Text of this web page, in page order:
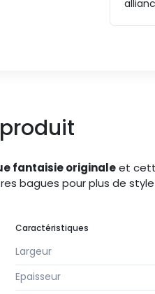
fantaisie originaleet
bagues pour plus de style
Caractéristiques
Largeur
Epaisseur